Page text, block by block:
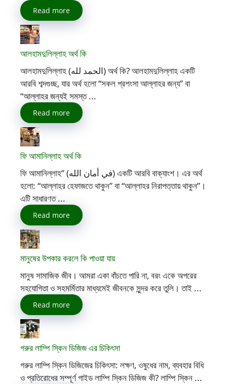
Read more
আলহামদুলিল্লাহ অর্থ কি
আলহামদুলিল্লাহ (الحمد لله) অর্থ কি? আলহামদুলিল্লাহ একটি
আরবি শব্দগুচ্ছ, যার অর্থ হলো “সকল প্রশংসা আল্লাহর জন্য” বা
“আল্লাহর জন্যই সমস্ত ...
Read more
ফি আমানিল্লাহ অর্থ কি
ফি আমানিল্লাহ” (في أمان الله) একটি আরবি বাক্যাংশ। এর অর্থ
হলো: “আল্লাহর হেফাজতে থাকুন” বা “আল্লাহর নিরাপত্তায় থাকুন”।
এটি সাধারণত ...
Read more
মানুষের উপকার করলে কি পাওয়া যায়
মানুষ সামাজিক জীব। আমরা একা বাঁচতে পারি না, বরং একে অপরের
সহযোগিতা ও সহমর্মিতার মাধ্যমেই জীবনকে সুন্দর করে তুলি। তাই ...
Read more
গরুর লাম্পি স্কিন ডিজিজ এর চিকিৎসা
গরুর লাম্পি স্কিন ডিজিজের চিকিৎসা: লক্ষণ, ওষুধের নাম, ব্যবহার বিধি
ও প্রতিরোধের সম্পূর্ণ গাইড লাম্পি স্কিন ডিজিজ কী? লাম্পি স্কিন ...